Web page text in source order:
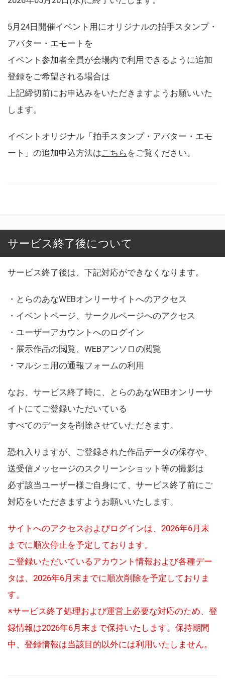
5月24日開催イベント用にオリジナルの拍手スタンプ・
アバター・エモートを
イベント参加者全員が会場内で利用できるように追加
登録をご希望される場合は
上記締切前にお申込みをいただきますようお願いいた
します。
イベントオリジナル「拍手スタンプ・アバター・エモ
ート」の追加申込方法はこちら をご覧ください。
サービス終了後について
サービス終了後は、下記対応ができなくなります。
・とらのあなWEBオンリーサイトへのアクセス
・イベントページ、サークルページへのアクセス
・ユーザーアカウントへのログイン
・展示作品の閲覧、WEBアンソロの閲覧
・マルシェ用の通報フォームの利用
なお、サービス終了時に、とらのあなWEBオンリーサ
イトにてご登録いただいている
すべてのデータを削除させていただきます。
恐れ入りますが、ご登録された作品データの保存や、
送受信メッセージのスクリーンショット等の撮影は
必ず該当ユーザー様ご自身にて、サービス終了前にご
対応をいただきますようお願いいたします。
サイトへのアクセスおよびログインは、2026年6月末
までに順次停止を予定しております。
ご登録いただいているアカウント情報および各種デー
タは、2026年6月末までに順次削除を予定しておりま
す。
※サービス終了処理および運営上必要な対応のため、登
録情報は2026年6月末まで保持いたします。保持期間
中、登録情報は当該目的以外には利用いたしません。